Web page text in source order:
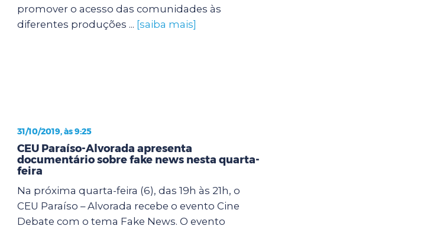
promover o acesso das comunidades às
diferentes produções ... [saiba mais]
31/10/2019, às 9:25
CEU Paraíso-Alvorada apresenta
documentário sobre fake news nesta quarta-
feira
Na próxima quarta-feira (6), das 19h às 21h, o
CEU Paraíso – Alvorada recebe o evento Cine
Debate com o tema Fake News. O evento